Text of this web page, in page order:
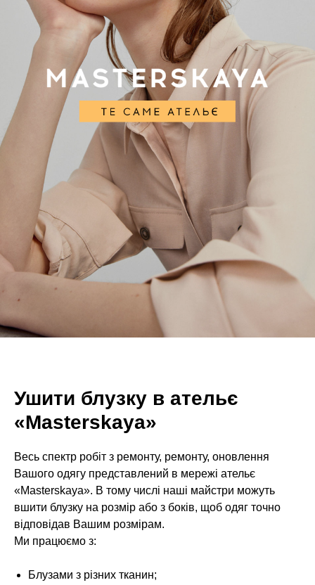
Ушити блузку в ательє
«Masterskaya»
Весь спектр робіт з ремонту, ремонту, оновлення
Вашого одягу представлений в мережі ательє
«Masterskaya». В тому числі наші майстри можуть
вшити блузку на розмір або з боків, щоб одяг точно
відповідав Вашим розмірам.
Ми працюємо з:
Блузами з різних тканин;